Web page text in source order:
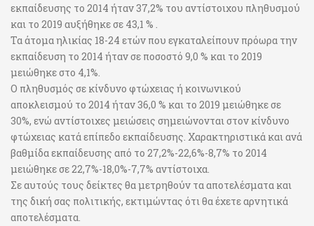
εκπαίδευσης το 2014 ήταν 37,2% του αντίστοιχου πληθυσμού
και το 2019 αυξήθηκε σε 43,1 % .
Τα άτομα ηλικίας 18-24 ετών που εγκαταλείπουν πρόωρα την
εκπαίδευση το 2014 ήταν σε ποσοστό 9,0 % και το 2019
μειώθηκε στο 4,1%.
Ο πληθυσμός σε κίνδυνο φτώχειας ή κοινωνικού
αποκλεισμού το 2014 ήταν 36,0 % και το 2019 μειώθηκε σε
30%, ενώ αντίστοιχες μειώσεις σημειώνονται στον κίνδυνο
φτώχειας κατά επίπεδο εκπαίδευσης. Χαρακτηριστικά και ανά
βαθμίδα εκπαίδευσης από το 27,2%-22,6%-8,7% το 2014
μειώθηκε σε 22,7%-18,0%-7,7% αντίστοιχα.
Σε αυτούς τους δείκτες θα μετρηθούν τα αποτελέσματα και
της δική σας πολιτικής, εκτιμώντας ότι θα έχετε αρνητικά
αποτελέσματα.